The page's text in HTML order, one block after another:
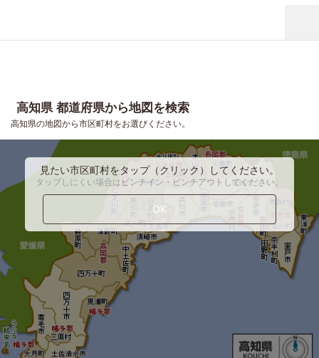
高知県 都道府県から地図を検索
高知県の地図から市区町村をお選びください。
見たい市区町村をタップ（クリック）してください。
タップしにくい場合はピンチイン・ピンチアウトしてください。
OK